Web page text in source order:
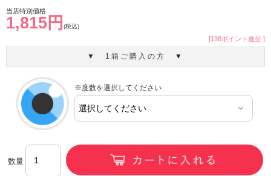
当店特別価格
1,815円 (税込)
[198ポイント進呈 ]
▼ 1箱ご購入の方 ▼
※度数を選択してください
数量